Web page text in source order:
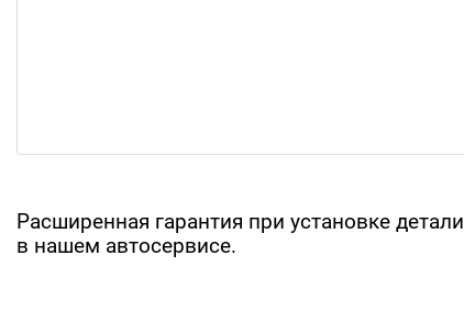
Расширенная гарантия при установке детали
в нашем автосервисе.